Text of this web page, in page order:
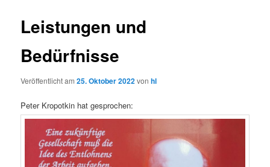
Leistungen und
Bedürfnisse
Veröffentlicht am25. Oktober 2022vonhl
Peter Kropotkin hat gesprochen: